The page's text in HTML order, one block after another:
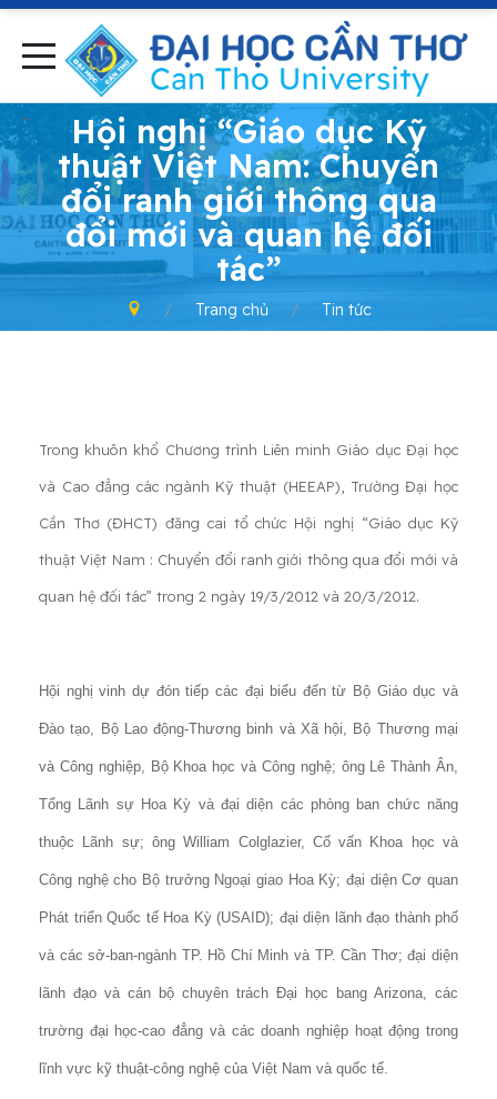
-
Hội nghị “Giáo dục Kỹ
thuật Việt Nam: Chuyển
đổi ranh giới thông qua
đổi mới và quan hệ đối
tác”
Trang chủ Tin tức
Trong khuôn khổ Chương trình Liên minh Giáo dục Đại học
và Cao đẳng các ngành Kỹ thuật (HEEAP), Trường Đại học
Cần Thơ (ĐHCT) đăng cai tổ chức Hội nghị “Giáo dục Kỹ
thuật Việt Nam : Chuyển đổi ranh giới thông qua đổi mới và
quan hệ đối tác” trong 2 ngày 19/3/2012 và 20/3/2012.
Hội nghị vinh dự đón tiếp các đại biểu đến từ Bộ Giáo dục và
Đào tạo, Bộ Lao động-Thương binh và Xã hội, Bộ Thương mại
và Công nghiệp, Bộ Khoa học và Công nghệ; ông Lê Thành Ân,
Tổng Lãnh sự Hoa Kỳ và đại diện các phòng ban chức năng
thuộc Lãnh sự; ông William Colglazier, Cố vấn Khoa học và
Công nghệ cho Bộ trưởng Ngoại giao Hoa Kỳ; đại diện Cơ quan
Phát triển Quốc tế Hoa Kỳ (USAID); đại diện lãnh đạo thành phố
và các sở-ban-ngành TP. Hồ Chí Minh và TP. Cần Thơ; đại diện
lãnh đạo và cán bộ chuyên trách Đại học bang Arizona, các
trường đại học-cao đẳng và các doanh nghiệp hoạt động trong
lĩnh vực kỹ thuật-công nghệ của Việt Nam và quốc tế.